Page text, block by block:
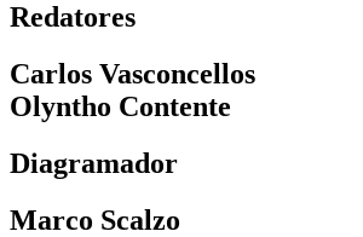
Redatores
Carlos Vasconcellos
Olyntho Contente
Diagramador
Marco Scalzo